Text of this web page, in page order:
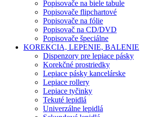
Popisovače na biele tabule
Popisovače flipchartové
Popisovače na fólie
Popisovač na CD/DVD
Popisovače špeciálne
KOREKCIA, LEPENIE, BALENIE
Dispenzory pre lepiace pásky
Korekčné prostriedky
Lepiace pásky kancelárske
Lepiace rollery
Lepiace tyčinky
Tekuté lepidlá
Univerzálne lepidlá